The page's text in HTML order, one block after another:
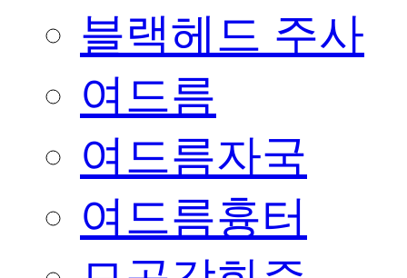
블랙헤드 주사
여드름
여드름자국
여드름흉터